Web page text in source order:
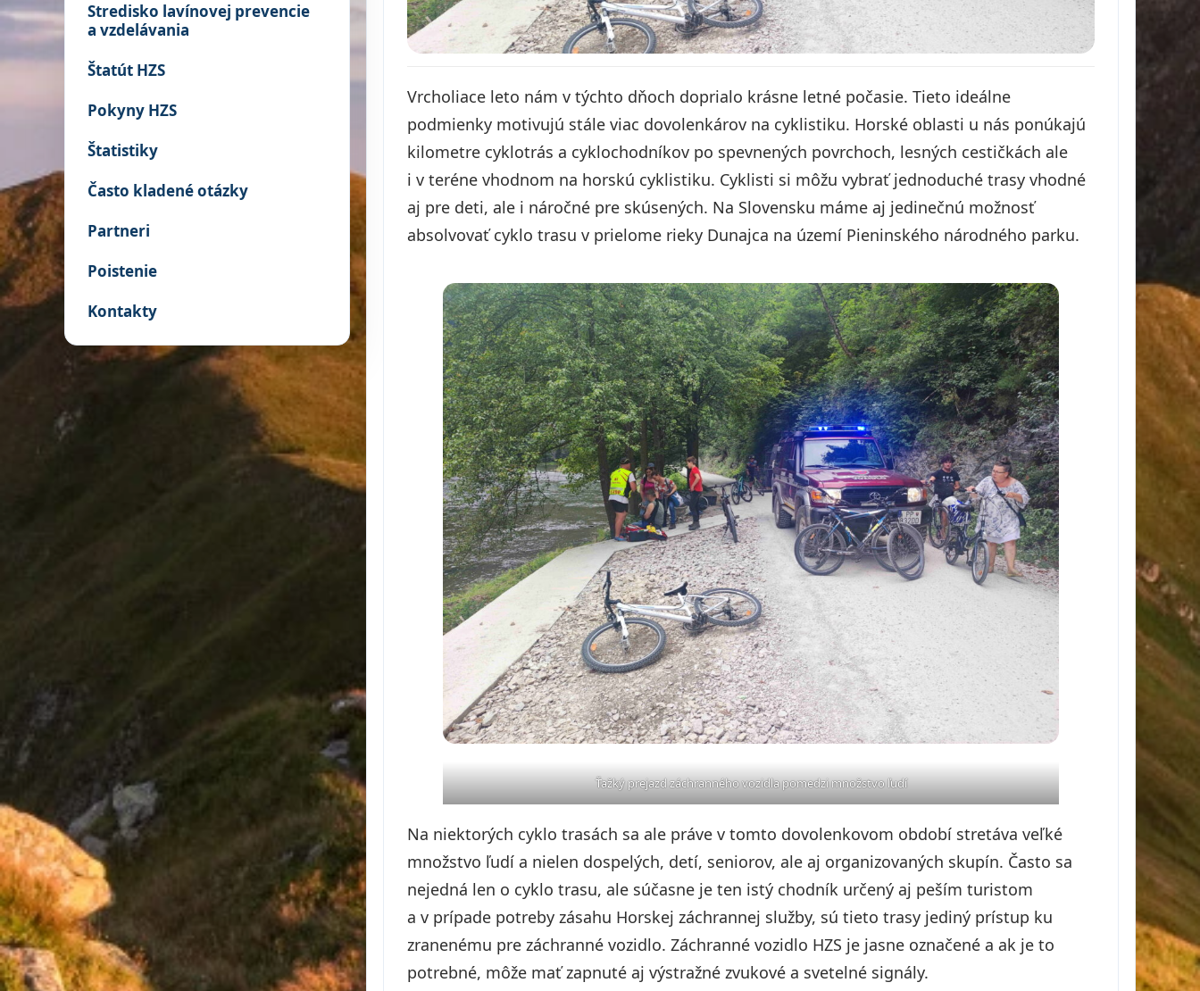
Stredisko lavínovej prevencie
a vzdelávania
Štatút HZS
Pokyny HZS
Štatistiky
Často kladené otázky
Partneri
Poistenie
Kontakty
Vrcholiace leto nám v týchto dňoch doprialo krásne letné počasie. Tieto ideálne
podmienky motivujú stále viac dovolenkárov na cyklistiku. Horské oblasti u nás ponúkajú
kilometre cyklotrás a cyklochodníkov po spevnených povrchoch, lesných cestičkách ale
i v teréne vhodnom na horskú cyklistiku. Cyklisti si môžu vybrať jednoduché trasy vhodné
aj pre deti, ale i náročné pre skúsených. Na Slovensku máme aj jedinečnú možnosť
absolvovať cyklo trasu v prielome rieky Dunajca na území Pieninského národného parku.
Ťažký prejazd záchranného vozidla pomedzi množstvo ľudí
Na niektorých cyklo trasách sa ale práve v tomto dovolenkovom období stretáva veľké
množstvo ľudí a nielen dospelých, detí, seniorov, ale aj organizovaných skupín. Často sa
nejedná len o cyklo trasu, ale súčasne je ten istý chodník určený aj peším turistom
a v prípade potreby zásahu Horskej záchrannej služby, sú tieto trasy jediný prístup ku
zranenému pre záchranné vozidlo. Záchranné vozidlo HZS je jasne označené a ak je to
potrebné, môže mať zapnuté aj výstražné zvukové a svetelné signály.